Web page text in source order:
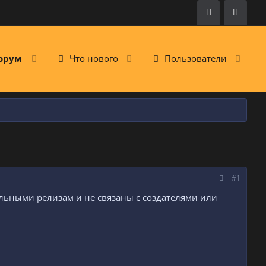
Что нового Пользователи
#1
релизам и не связаны с создателями или